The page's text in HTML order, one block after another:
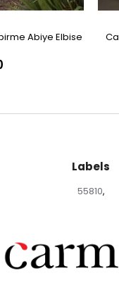
Abiye Elbise
Labels
55810,